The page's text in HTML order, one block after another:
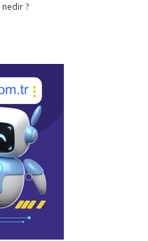
nedir ?